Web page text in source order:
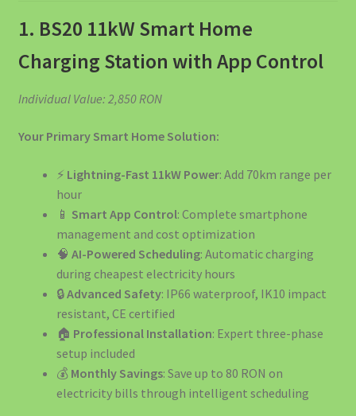
1. BS20 11kW Smart Home
Charging Station with App Control
Individual Value: 2,850 RON
Your Primary Smart Home Solution:
⚡ Lightning-Fast 11kW Power: Add 70km range per
hour
📱 Smart App Control: Complete smartphone
management and cost optimization
🧠 AI-Powered Scheduling: Automatic charging
during cheapest electricity hours
🔒Advanced Safety: IP66 waterproof, IK10 impact
resistant, CE certified
🏠 Professional Installation: Expert three-phase
setup included
💰 Monthly Savings: Save up to 80 RON on
electricity bills through intelligent scheduling